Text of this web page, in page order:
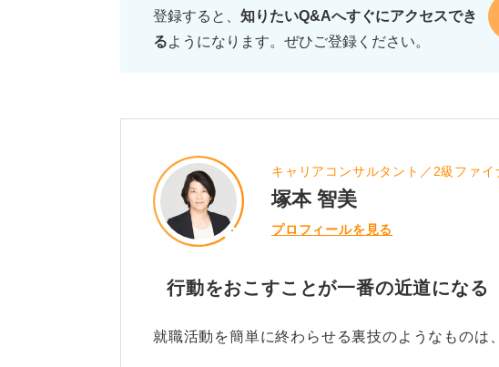
登録すると、 知りたいQ&Aへすぐにアクセスでき
るようになります。ぜひご登録ください。
キャリアコンサルタント／2級ファ
塚本 智美
プロフィールを見る
行動をおこすことが一番の近道になる
就職活動を簡単に終わらせる裏技のようなものは